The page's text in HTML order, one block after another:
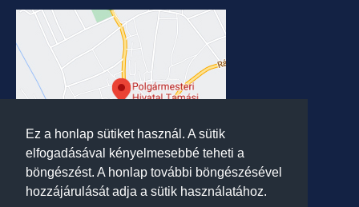
Ez a honlap sütiket használ. A sütik
elfogadásával kényelmesebbé teheti a
böngészést. A honlap további böngészésével
hozzájárulását adja a sütik használatához.